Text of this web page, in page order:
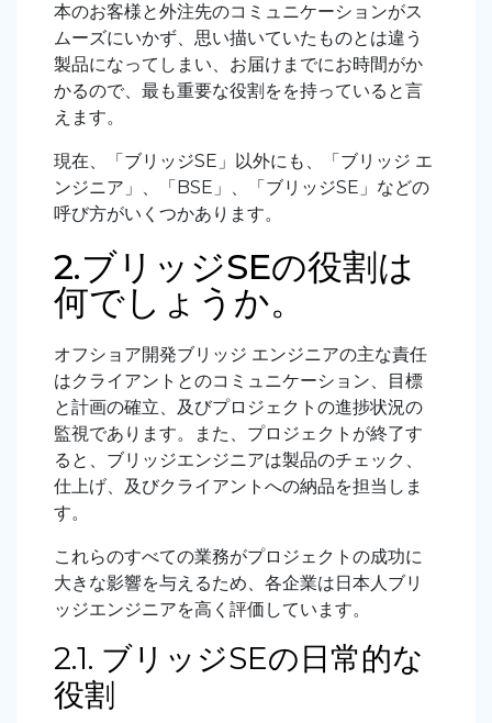
本のお客様と外注先のコミュニケーションがス
ムーズにいかず、思い描いていたものとは違う
製品になってしまい、お届けまでにお時間がか
かるので、最も重要な役割をを持っていると言
えます。
現在、「ブリッジSE」以外にも、「ブリッジ エ
ンジニア」、「BSE」、「ブリッジSE」などの
呼び方がいくつかあります。
2.ブリッジSEの役割は
何でしょうか。
オフショア開発ブリッジ エンジニアの主な責任
はクライアントとのコミュニケーション、目標
と計画の確立、及びプロジェクトの進捗状況の
監視であります。また、プロジェクトが終了す
ると、ブリッジエンジニアは製品のチェック、
仕上げ、及びクライアントへの納品を担当しま
す。
これらのすべての業務がプロジェクトの成功に
大きな影響を与えるため、各企業は日本人ブリ
ッジエンジニアを高く評価しています。
2.1. ブリッジSEの日常的な
役割